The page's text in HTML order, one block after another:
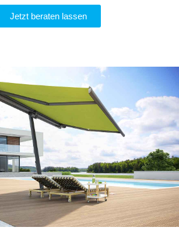
Jetzt beraten lassen